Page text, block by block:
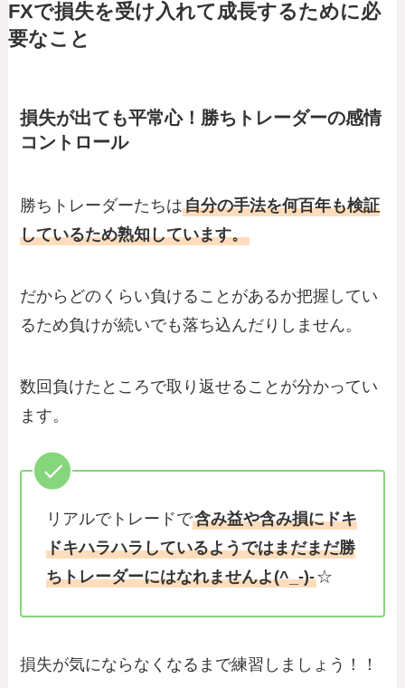
FXで損失を受け入れて成長するために必
要なこと
損失が出ても平常心！勝ちトレーダーの感情
コントロール
勝ちトレーダーたちは自分の手法を何百年も検証
しているため熟知しています。
だからどのくらい負けることがあるか把握してい
るため負けが続いでも落ち込んだりしません。
数回負けたところで取り返せることが分かってい
ます。
リアルでトレードで含み益や含み損にドキ
ドキハラハラしているようではまだまだ勝
ちトレーダーにはなれませんよ(^_-)-☆
損失が気にならなくなるまで練習しましょう！！